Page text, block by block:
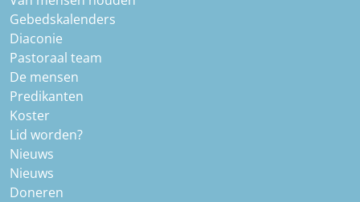
Gebedskalenders
Diaconie
Pastoraal team
De mensen
Predikanten
Koster
Lid worden?
Nieuws
Nieuws
Doneren